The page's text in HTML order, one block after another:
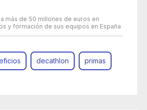
más de 50 millones de euros en
y formación de sus equipos en España
decathlon primas